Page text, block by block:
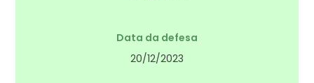
Data da defesa
20/12/2023